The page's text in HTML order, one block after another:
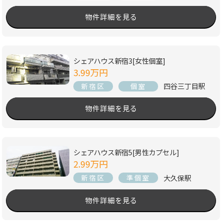
物件詳細を見る
シェアハウス新宿3[女性個室]
3.99万円
新宿区 個室 四谷三丁目駅
物件詳細を見る
シェアハウス新宿5[男性カプセル]
2.99万円
新宿区 準個室 大久保駅
物件詳細を見る